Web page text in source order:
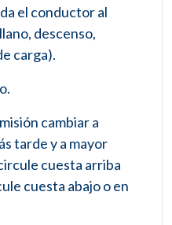
el conductor al
descenso,
carga).
cambiar a
tarde y a mayor
cuesta arriba
cuesta abajo o en